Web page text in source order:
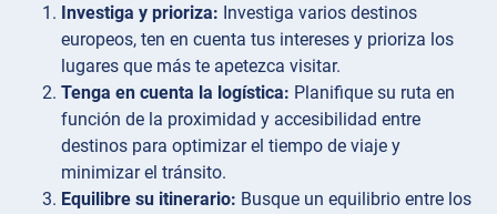
Investiga y prioriza: Investiga varios destinos
europeos, ten en cuenta tus intereses y prioriza los
lugares que más te apetezca visitar.
Tenga en cuenta la logística: Planifique su ruta en
función de la proximidad y accesibilidad entre
destinos para optimizar el tiempo de viaje y
minimizar el tránsito.
Equilibre su itinerario: Busque un equilibrio entre los